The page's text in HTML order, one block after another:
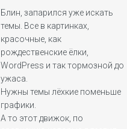
Блин, запарился уже искать
темы. Все в картинках,
красочные, как
рождественские ёлки,
WordPress и так тормозной до
ужаса.
Нужны темы лёхкие поменьше
графики.
А то этот движок, по